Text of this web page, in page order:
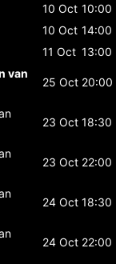
10 Oct 10:00
10 Oct 14:00
11 Oct 13:00
van
25 Oct 20:00
23 Oct 18:30
23 Oct 22:00
24 Oct 18:30
24 Oct 22:00